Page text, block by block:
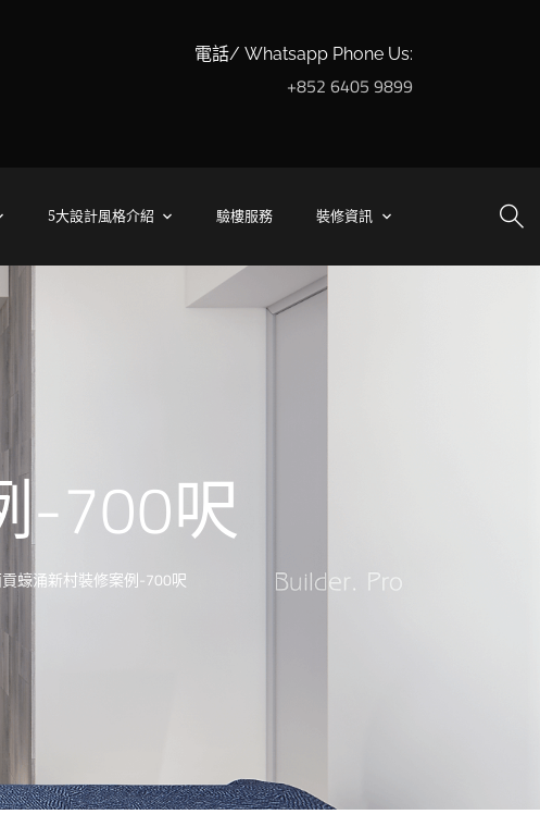
電話/ Whatsapp Phone Us:
+852 6405 9899
5大設計風格介紹 驗樓服務 裝修資訊
-700呎
蠔涌新村裝修案例-700呎